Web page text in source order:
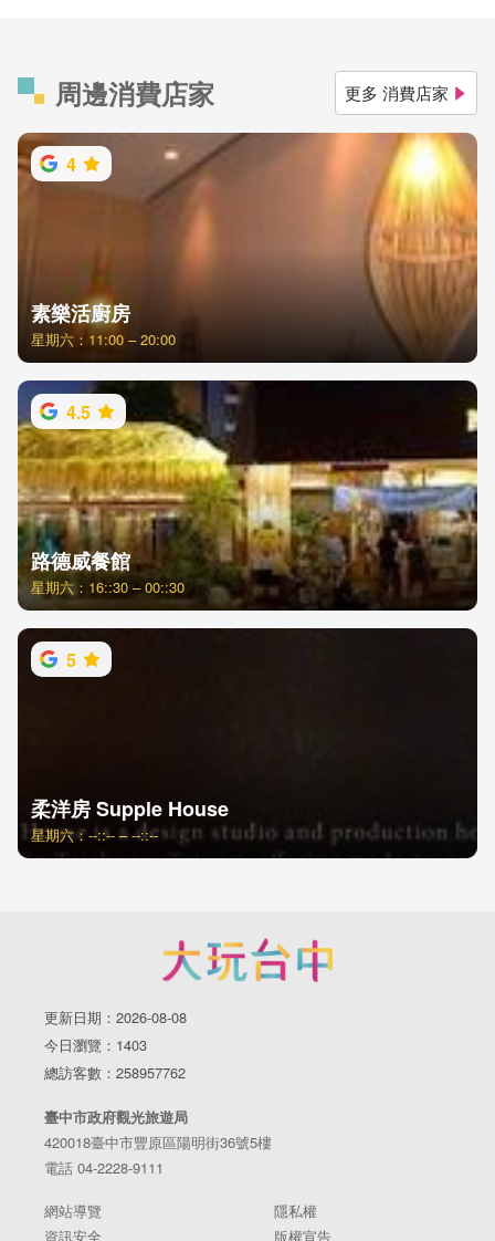
周邊消費店家 更多 消費店家
4
素樂活廚房
星期六：11:00 – 20:00
4.5
路德威餐館
星期六：16::30 – 00::30
5
柔洋房 Supple House
星期六：--::-- – --::--
更新日期：2026-08-08
今日瀏覽：1403
總訪客數：258957762
臺中市政府觀光旅遊局
420018臺中市豐原區陽明街36號5樓
電話 04-2228-9111
網站導覽
隱私權
資訊安全
版權宣告